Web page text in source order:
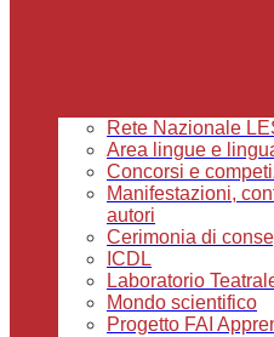
Rete Nazionale
Area lingue e
Concorsi e
Manifestazioni,
autori
Cerimonia di
ICDL
Laboratorio
Mondo scientifico
Progetto FAI